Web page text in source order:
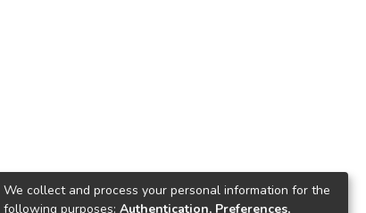
We collect and process your personal information for the
following purposes: Authentication, Preferences,